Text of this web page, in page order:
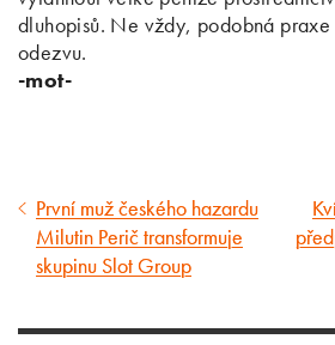
dluhopisů. Ne vždy, podobná praxe
odezvu.
-mot-
Předcházející
článek
První muž českého hazardu
Milutin Perič transformuje
skupinu Slot Group